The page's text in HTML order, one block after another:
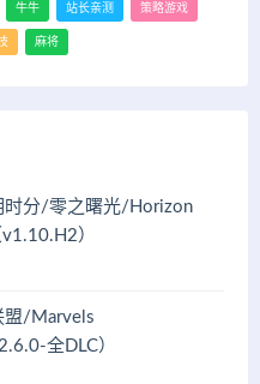
牛牛 站长亲测 策略游戏
麻将
时分/零之曙光/Horizon
）
盟/Marvels
全DLC）